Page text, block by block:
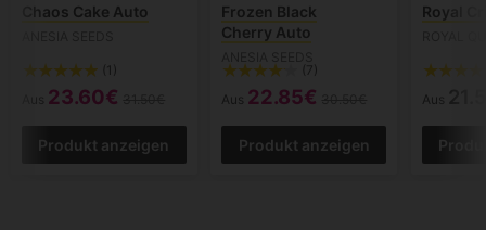
Chaos Cake Auto
(1)
23.60€
Produkt anzeigen
Frozen Black
Cherry Auto
(7)
Aus 22.85€
Produkt anzeigen
Royal
Aus